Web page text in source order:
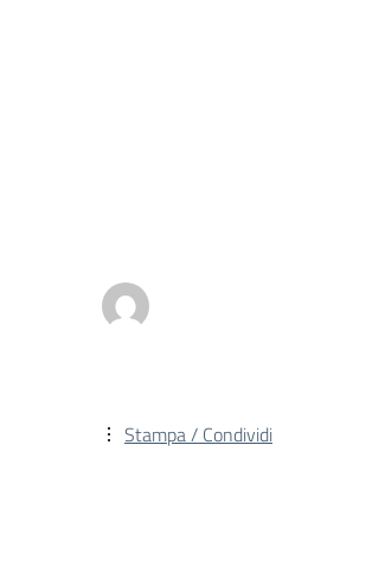
Stampa / Condividi